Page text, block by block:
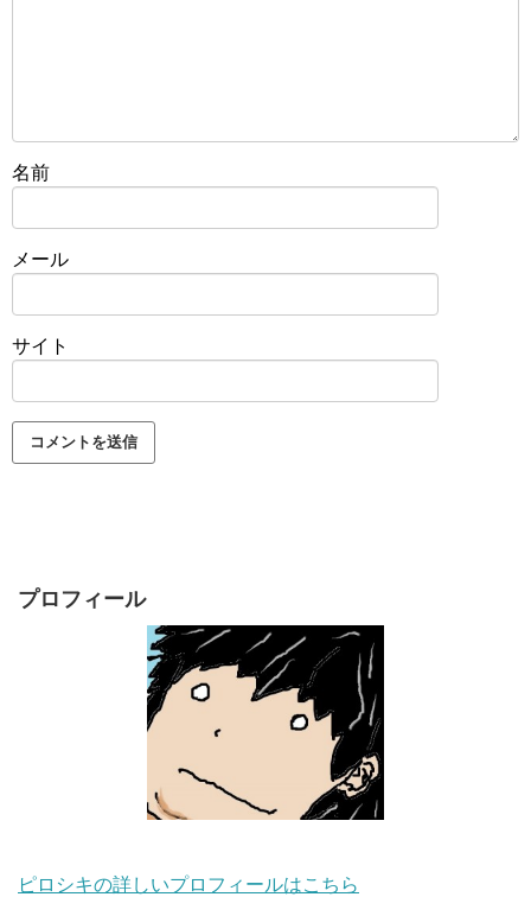
名前
メール
サイト
プロフィール
ピロシキの詳しいプロフィールはこちら